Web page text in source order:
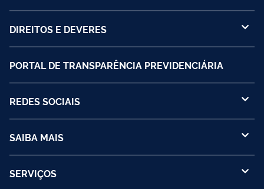
DIREITOS E DEVERES
PORTAL DE TRANSPARÊNCIA PREVIDENCIÁRIA
REDES SOCIAIS
SAIBA MAIS
SERVIÇOS